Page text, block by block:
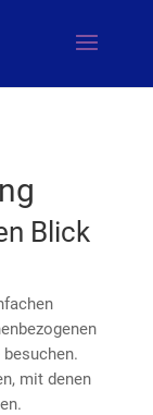
Blick
mit denen